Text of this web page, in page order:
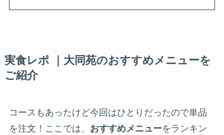
実食レポ ｜大同苑のおすすめメニューを
ご紹介
コースもあったけど今回はひとりだったので単品
を注文！ここでは、 おすすめメニューをランキン